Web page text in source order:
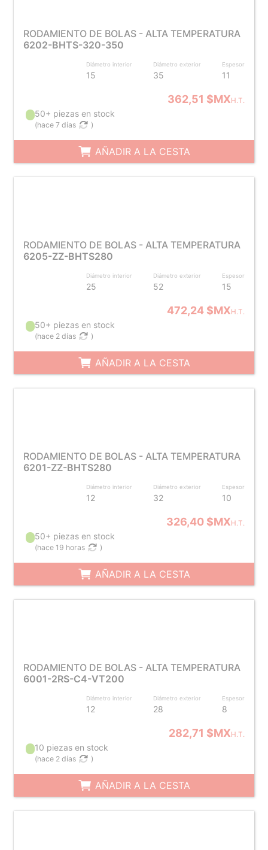
RODAMIENTO DE BOLAS - ALTA TEMPERATURA
6202-BHTS-320-350
Diámetro interior
15
Diámetro exterior
35
Espesor
11
362,51 $MXH.T.
50+ piezas en stock
(hace 7 días )
AÑADIR A LA CESTA
RODAMIENTO DE BOLAS - ALTA TEMPERATURA
6205-ZZ-BHTS280
Diámetro interior
25
Diámetro exterior
52
Espesor
15
472,24 $MXH.T.
50+ piezas en stock
(hace 2 días )
AÑADIR A LA CESTA
RODAMIENTO DE BOLAS - ALTA TEMPERATURA
6201-ZZ-BHTS280
Diámetro interior
12
Diámetro exterior
32
Espesor
10
326,40 $MXH.T.
50+ piezas en stock
(hace 19 horas )
AÑADIR A LA CESTA
RODAMIENTO DE BOLAS - ALTA TEMPERATURA
6001-2RS-C4-VT200
Diámetro interior
12
Diámetro exterior
28
Espesor
8
282,71 $MXH.T.
10 piezas en stock
(hace 2 días )
AÑADIR A LA CESTA